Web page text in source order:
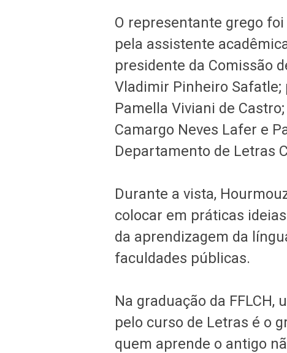
O representante grego
pela assistente
presidente da Comissão
Vladimir Pinheiro Safatle;
Pamella Viviani de
Camargo Neves Lafer e
Departamento de Letras
Durante a vista,
colocar em práticas
da aprendizagem da
faculdades públicas.
Na graduação da
pelo curso de Letras é o
quem aprende o antigo